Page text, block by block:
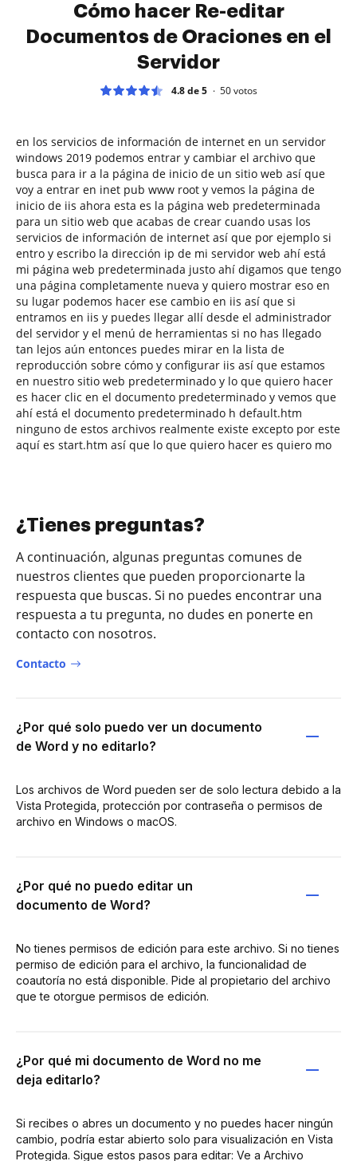
Cómo hacer Re-editar
Documentos de Oraciones en el
Servidor
4.8 de 5 50votos
en los servicios de información de internet en un servidor
windows 2019 podemos entrar y cambiar el archivo que
busca para ir a la página de inicio de un sitio web así que
voy a entrar en inet pub www root y vemos la página de
inicio de iis ahora esta es la página web predeterminada
para un sitio web que acabas de crear cuando usas los
servicios de información de internet así que por ejemplo si
entro y escribo la dirección ip de mi servidor web ahí está
mi página web predeterminada justo ahí digamos que tengo
una página completamente nueva y quiero mostrar eso en
su lugar podemos hacer ese cambio en iis así que si
entramos en iis y puedes llegar allí desde el administrador
del servidor y el menú de herramientas si no has llegado
tan lejos aún entonces puedes mirar en la lista de
reproducción sobre cómo y configurar iis así que estamos
en nuestro sitio web predeterminado y lo que quiero hacer
es hacer clic en el documento predeterminado y vemos que
ahí está el documento predeterminado h default.htm
ninguno de estos archivos realmente existe excepto por este
aquí es start.htm así que lo que quiero hacer es quiero mo
¿Tienes preguntas?
A continuación, algunas preguntas comunes de
nuestros clientes que pueden proporcionarte la
respuesta que buscas. Si no puedes encontrar una
respuesta a tu pregunta, no dudes en ponerte en
contacto con nosotros.
Contacto
¿Por qué solo puedo ver un documento
de Word y no editarlo?
Los archivos de Word pueden ser de solo lectura debido a la
Vista Protegida, protección por contraseña o permisos de
archivo en Windows o macOS.
¿Por qué no puedo editar un
documento de Word?
No tienes permisos de edición para este archivo. Si no tienes
permiso de edición para el archivo, la funcionalidad de
coautoría no está disponible. Pide al propietario del archivo
que te otorgue permisos de edición.
¿Por qué mi documento de Word no me
deja editarlo?
Si recibes o abres un documento y no puedes hacer ningún
cambio, podría estar abierto solo para visualización en Vista
Protegida. Sigue estos pasos para editar: Ve a Archivo